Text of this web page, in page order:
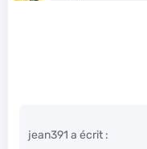
jean391 a écrit :